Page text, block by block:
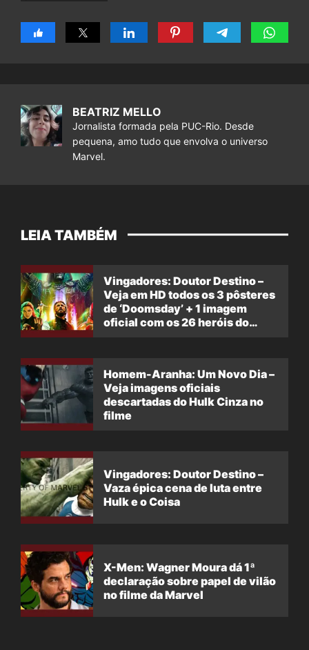
BEATRIZ MELLO
Jornalista formada pela PUC-Rio. Desde
pequena, amo tudo que envolva o universo
Marvel.
LEIA TAMBÉM
Vingadores: Doutor Destino –
Veja em HD todos os 3 pôsteres
de ‘Doomsday’ + 1 imagem
oficial com os 26 heróis do
Homem-Aranha: Um Novo Dia –
Veja imagens oficiais
descartadas do Hulk Cinza no
filme
Vingadores: Doutor Destino –
Vaza épica cena de luta entre
Hulk e o Coisa
X-Men: Wagner Moura dá 1ª
declaração sobre papel de vilão
no filme da Marvel